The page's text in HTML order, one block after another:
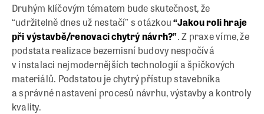
Druhým klíčovým tématem bude skutečnost, že
“udržitelně dnes už nestačí” s otázkou“Jakou roli hraje
při výstavbě/renovaci chytrý návrh?”. Z praxe víme, že
podstata realizace bezemisní budovy nespočívá
v instalaci nejmodernějších technologií a špičkových
materiálů. Podstatou je chytrý přístup stavebníka
a správné nastavení procesů návrhu, výstavby a kontroly
kvality.